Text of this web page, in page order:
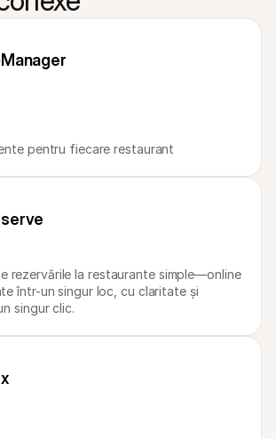
pentru fiecare restaurant
rezervările la restaurante simple—online
într-un singur loc, cu claritate și
singur clic.
apare pe extrasul dvs. bancar
noastră de suport pentru clienți
de vânzări
vă putem ajuta afacerea